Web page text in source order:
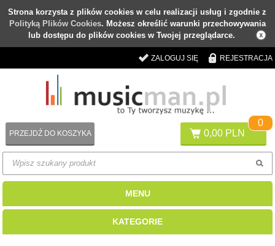
Strona korzysta z plików cookies w celu realizacji usług i zgodnie z
Polityką Plików Cookies. Możesz określić warunki przechowywania
lub dostępu do plików cookies w Twojej przeglądarce.
ZALOGUJ SIĘ REJESTRACJA
0,00 PLN
0
PRZEJDŹ DO KOSZYKA
MENU
KATEGORIE